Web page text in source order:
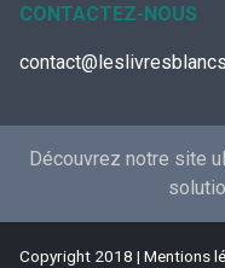
CONTACTEZ-NOUS
Découvrez notre site
Copyright 2018 | Mentions